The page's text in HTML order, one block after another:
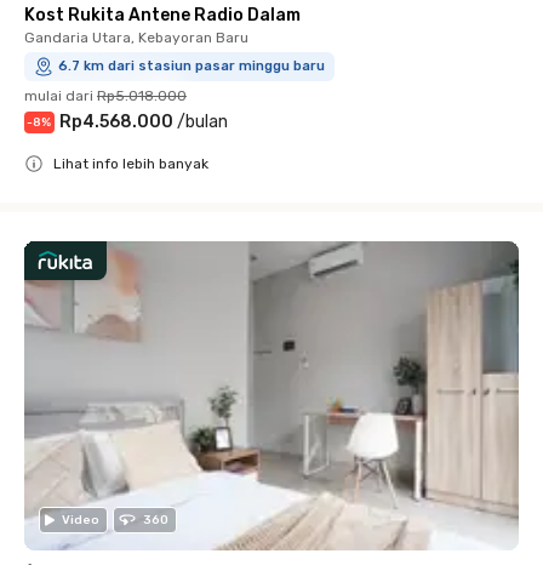
Kost Rukita Antene Radio Dalam
Gandaria Utara, Kebayoran Baru
6.7 km dari stasiun pasar minggu baru
mulai dari Rp5.018.000
-8% Rp4.568.000 /bulan
Lihat info lebih banyak
Video 360